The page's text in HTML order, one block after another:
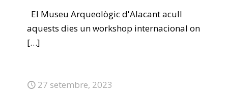
El Museu Arqueològic d'Alacant acull
aquests dies un workshop internacional on
[…]
27 setembre, 2023